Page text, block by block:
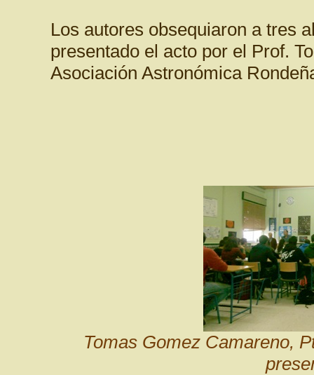
Los autores obsequiaron a tres
presentado el acto por el Prof.
Asociación Astronómica
Tomas Gomez Camareno,